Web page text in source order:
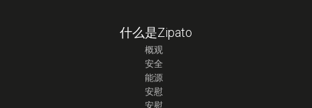
什么是Zipato
概观
安全
能源
安慰
安慰